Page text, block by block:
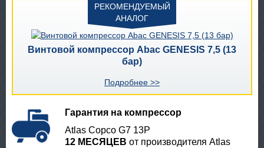
РЕКОМЕНДУЕМЫЙ
АНАЛОГ
Винтовой компрессор Abac GENESIS 7,5 (13
бар)
Подробнее >>
Гарантия на компрессор
Atlas Copco G7 13P
12 МЕСЯЦЕВ от производителя Atlas